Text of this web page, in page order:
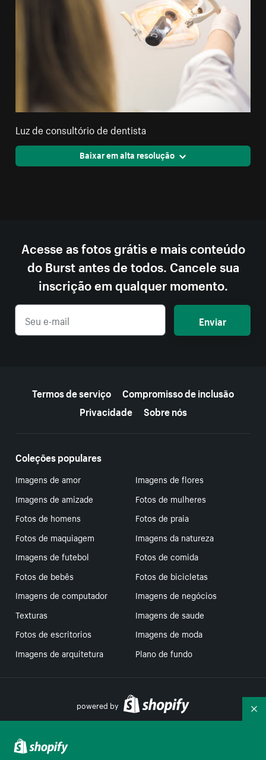
Luz de consultório de dentista
Baixar em alta resolução
Acesse as fotos grátis e mais conteúdo
do Burst antes de todos. Cancele sua
inscrição em qualquer momento.
Enviar
Termos de serviço
Compromisso de inclusão
Privacidade
Sobre nós
Coleções populares
Imagens de amor
Imagens de flores
Imagens de amizade
Fotos de mulheres
Fotos de homens
Fotos de praia
Fotos de maquiagem
Imagens da natureza
Imagens de futebol
Fotos de comida
Fotos de bebês
Fotos de bicicletas
Imagens de computador
Imagens de negócios
Texturas
Imagens de saude
Fotos de escritorios
Imagens de moda
Imagens de arquitetura
Plano de fundo
powered by
Suas escolhas de privacidade